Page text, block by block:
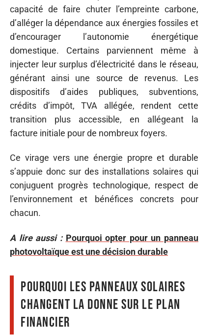
capacité de faire chuter l’empreinte carbone,
d’alléger la dépendance aux énergies fossiles et
d’encourager l’autonomie énergétique
domestique. Certains parviennent même à
injecter leur surplus d’électricité dans le réseau,
générant ainsi une source de revenus. Les
dispositifs d’aides publiques, subventions,
crédits d’impôt, TVA allégée, rendent cette
transition plus accessible, en allégeant la
facture initiale pour de nombreux foyers.
Ce virage vers une énergie propre et durable
s’appuie donc sur des installations solaires qui
conjuguent progrès technologique, respect de
l’environnement et bénéfices concrets pour
chacun.
A lire aussi : Pourquoi opter pour un panneau
photovoltaïque est une décision durable
Pourquoi les panneaux solaires
changent la donne sur le plan
financier